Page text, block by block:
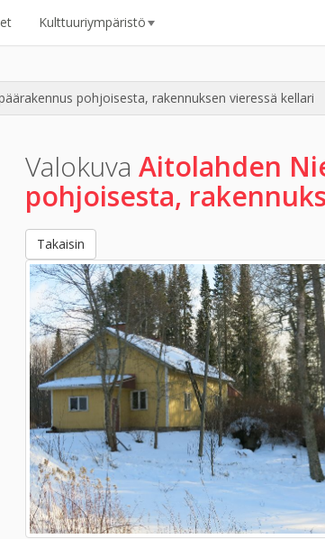
Kulttuuriympäristö
pohjoisesta, rakennuksen vieressä kellari
Valokuva Aitolahden
pohjoisesta,
Takaisin